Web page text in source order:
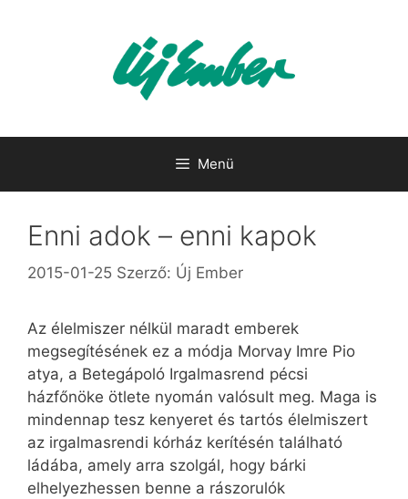
Menü
Enni adok – enni kapok
2015-01-25 Szerző: Új Ember
Az élelmiszer nélkül maradt emberek
megsegítésének ez a módja Morvay Imre Pio
atya, a Betegápoló Irgalmasrend pécsi
házfőnöke ötlete nyomán valósult meg. Maga is
mindennap tesz kenyeret és tartós élelmiszert
az irgalmasrendi kórház kerítésén található
ládába, amely arra szolgál, hogy bárki
elhelyezhessen benne a rászorulók